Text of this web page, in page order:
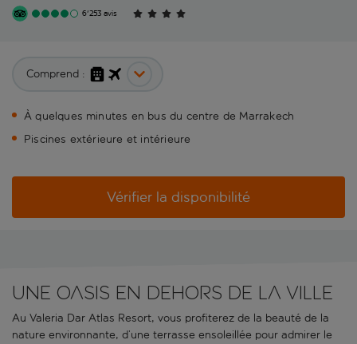
6'253 avis
Comprend :
À quelques minutes en bus du centre de Marrakech
Piscines extérieure et intérieure
Vérifier la disponibilité
Une oasis en dehors de la ville
Au Valeria Dar Atlas Resort, vous profiterez de la beauté de la
nature environnante, d’une terrasse ensoleillée pour admirer le